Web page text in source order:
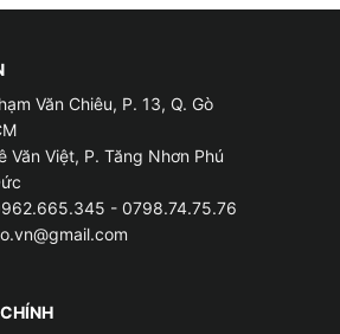
Văn Chiêu, P. 13, Q. Gò
Văn Việt, P. Tăng Nhơn Phú
- 0798.74.75.76